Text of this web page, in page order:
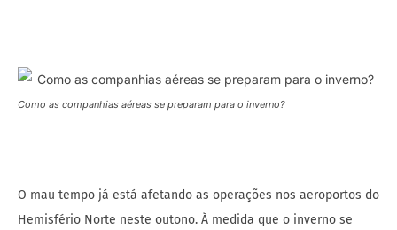
Como as companhias aéreas se preparam para o inverno?
O mau tempo já está afetando as operações nos aeroportos do
Hemisfério Norte neste outono. À medida que o inverno se